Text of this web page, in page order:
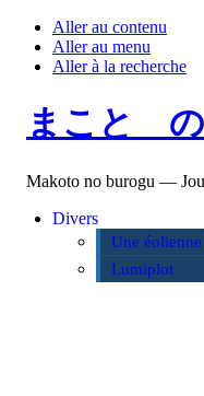
Aller au contenu
Aller au menu
Aller à la recherche
まこと
Makoto no burogu —
Divers
Une
Lumiplot